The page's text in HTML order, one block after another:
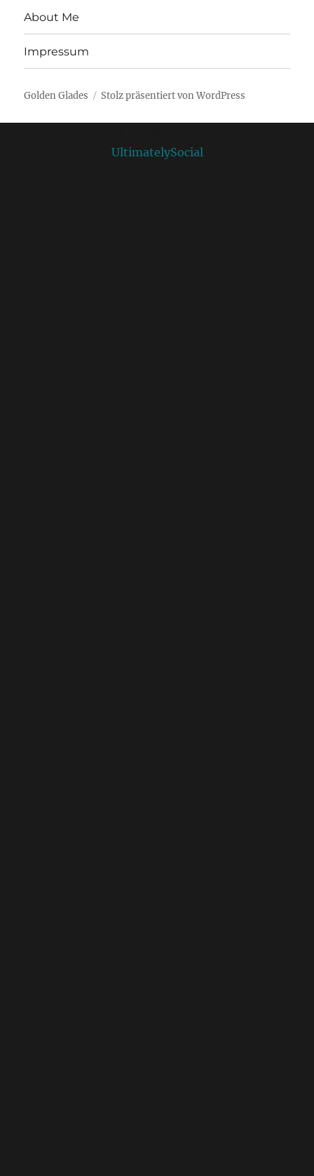
About Me
Impressum
Golden Glades Stolz präsentiert von WordPress
UltimatelySocial